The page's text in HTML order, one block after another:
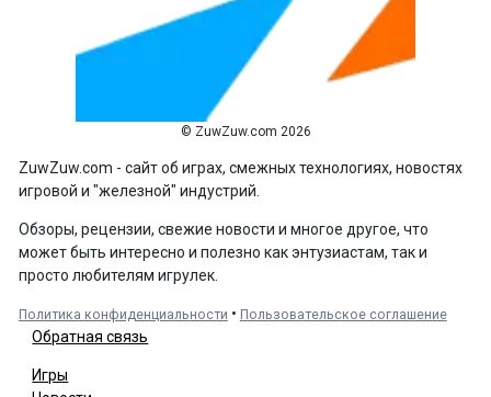
© ZuwZuw.com 2026
ZuwZuw.com - сайт об играх, смежных технологиях, новостях
игровой и "железной" индустрий.
Обзоры, рецензии, свежие новости и многое другое, что
может быть интересно и полезно как энтузиастам, так и
просто любителям игрулек.
Политика конфиденциальности • Пользовательское соглашение
Обратная связь
Игры